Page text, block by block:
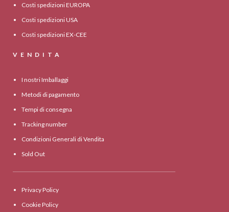
Costi spedizioni EUROPA
Costi spedizioni USA
Costi spedizioni EX-CEE
VENDITA
I nostri Imballaggi
Metodi di pagamento
Tempi di consegna
Tracking number
Condizioni Generali di Vendita
Sold Out
Privacy Policy
Cookie Policy